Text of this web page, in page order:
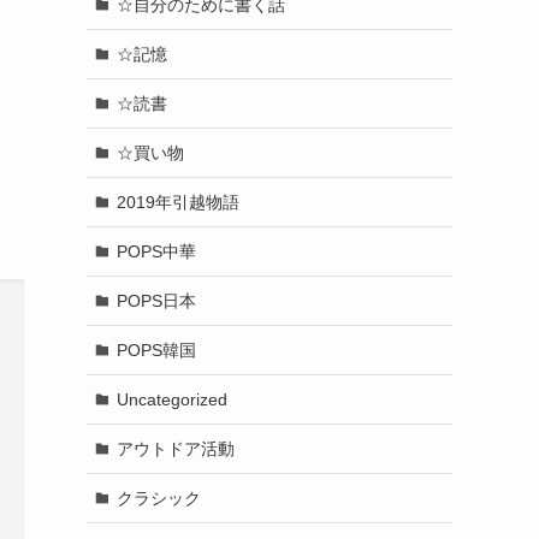
☆自分のために書く話
☆記憶
☆読書
☆買い物
2019年引越物語
POPS中華
POPS日本
POPS韓国
Uncategorized
アウトドア活動
クラシック